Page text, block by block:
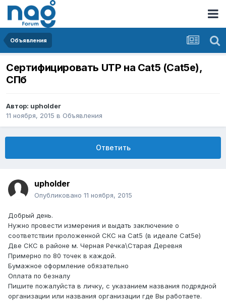
Объявления
Сертифицировать UTP на Cat5 (Cat5e),
СПб
Автор: upholder
11 ноября, 2015 в Объявления
Ответить
upholder
Опубликовано 11 ноября, 2015
Добрый день.
Нужно провести измерения и выдать заключение о
соответствии проложенной СКС на Cat5 (в идеале Cat5e)
Две СКС в районе м. Черная Речка\Старая Деревня
Примерно по 80 точек в каждой.
Бумажное оформление обязательно
Оплата по безналу
Пишите пожалуйста в личку, с указанием названия подрядной
организации или названия организации где Вы работаете.